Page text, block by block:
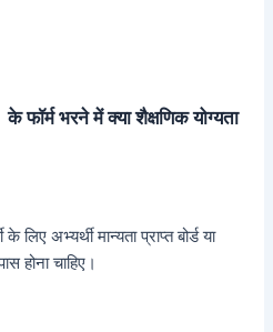
के फॉर्म भरने में क्या शैक्षणिक योग्यता
लिए अभ्यर्थी मान्यता प्राप्त बोर्ड या
होना चाहिए।